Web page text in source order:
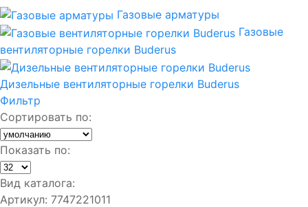
Газовые арматуры
Газовые
вентиляторные горелки Buderus
Дизельные вентиляторные горелки Buderus
Фильтр
Сортировать по:
Показать по:
Вид каталога:
Артикул: 7747221011